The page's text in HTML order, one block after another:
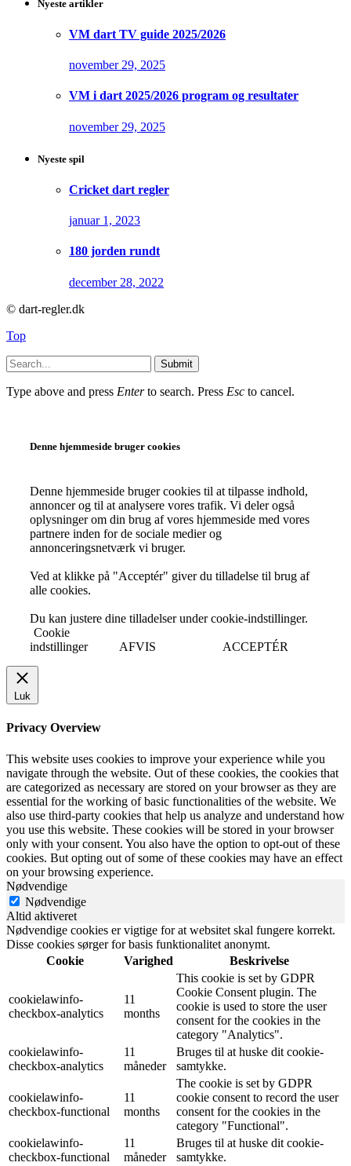
Nyeste artikler
VM dart TV guide 2025/2026
november 29, 2025
VM i dart 2025/2026 program og resultater
november 29, 2025
Nyeste spil
Cricket dart regler
januar 1, 2023
180 jorden rundt
december 28, 2022
© dart-regler.dk
Top
Submit
Type above and press Enterto search. Press Esc to cancel.
Denne hjemmeside bruger cookies
Denne hjemmeside bruger cookies til at tilpasse indhold,
annoncer og til at analysere vores trafik. Vi deler også
oplysninger om din brug af vores hjemmeside med vores
partnere inden for de sociale medier og
annonceringsnetværk vi bruger.
Ved at klikke på "Acceptér" giver du tilladelse til brug af
alle cookies.
Du kan justere dine tilladelser under cookie-indstillinger.
Cookie
indstillinger
AFVIS ACCEPTÉR
Luk
Privacy Overview
This website uses cookies to improve your experience while you
navigate through the website. Out of these cookies, the cookies that
are categorized as necessary are stored on your browser as they are
essential for the working of basic functionalities of the website. We
also use third-party cookies that help us analyze and understand how
you use this website. These cookies will be stored in your browser
only with your consent. You also have the option to opt-out of these
cookies. But opting out of some of these cookies may have an effect
on your browsing experience.
Nødvendige
Nødvendige
Altid aktiveret
Nødvendige cookies er vigtige for at websitet skal fungere korrekt.
Disse cookies sørger for basis funktionalitet anonymt.
Cookie
Varighed Beskrivelse
cookielawinfo-
checkbox-analytics
11
months
This cookie is set by GDPR
Cookie Consent plugin. The
cookie is used to store the user
consent for the cookies in the
category "Analytics".
cookielawinfo-
checkbox-analytics
11
måneder
Bruges til at huske dit cookie-
samtykke.
cookielawinfo-
checkbox-functional
11
months
The cookie is set by GDPR
cookie consent to record the user
consent for the cookies in the
category "Functional".
cookielawinfo-
checkbox-functional
11
måneder
Bruges til at huske dit cookie-
samtykke.